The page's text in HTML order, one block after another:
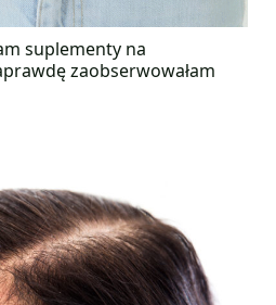
suplementy na
zaobserwowałam